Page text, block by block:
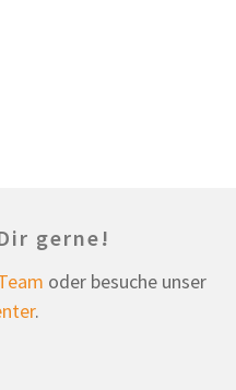
gerne!
oder besuche unser
.